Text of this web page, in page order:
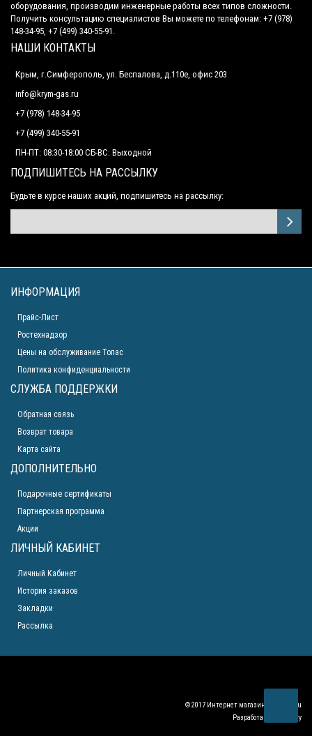
оборудования, производим инженерные работы всех типов сложности.
Получить консультацию специалистов Вы можете по телефонам: +7 (978)
148-34-95, +7 (499) 340-55-91.
НАШИ КОНТАКТЫ
Крым, г.Симферополь, ул. Беспалова, д.110е, офис 203
info@krym-gas.ru
+7 (978) 148-34-95
+7 (499) 340-55-91 ​
ПН-ПТ: 08:30-18:00 СБ-ВС: Выходной
ПОДПИШИТЕСЬ НА РАССЫЛКУ
Будьте в курсе наших акций, подпишитесь на рассылку:
ИНФОРМАЦИЯ
Прайс-Лист
Ростехнадзор
Цены на обслуживание Топас
Политика конфиденциальности
СЛУЖБА ПОДДЕРЖКИ
Обратная связь
Возврат товара
Карта сайта
ДОПОЛНИТЕЛЬНО
Подарочные сертификаты
Партнерская программа
Акции
ЛИЧНЫЙ КАБИНЕТ
Личный Кабинет
История заказов
Закладки
Рассылка
© 2017 Интернет магазин
krym-gas.ru
Разработан
ElDiscovery